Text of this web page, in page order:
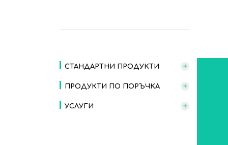
СТАНДАРТНИ ПРОДУКТИ
ПРОДУКТИ ПО ПОРЪЧКА
УСЛУГИ